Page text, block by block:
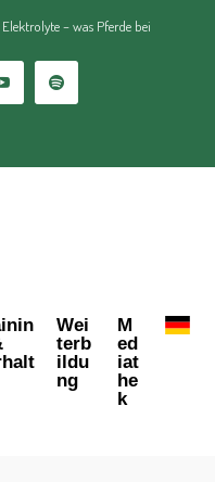
– was Pferde bei
Wei
terb
ildu
ng
M
ed
iat
he
k